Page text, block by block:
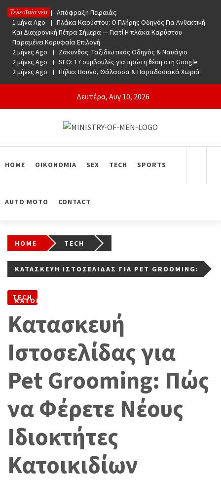
Skip
content
Τελευταία νέα
1 μήνα Ago
Απόφραξη Πειραιάς
1 μήνα Ago
Πλάκα Καρύστου: Ο Πλήρης Οδηγός Για Ανθεκτική
Και Διαχρονική Πέτρα Σήμερα — Γιατί Η πλάκα Καρύστου
Παραμένει Κορυφαία Επιλογή
2 μήνες Ago
Ζάκυνθος: Ταξιδιωτικός Οδηγός & Ναυάγιο
2 μήνες Ago
SEO: 17 συμβουλές για πρώτη θέση στη Google
2 μήνες Ago
Πήλιο: Βουνό, Θάλασσα & Παραδοσιακά Χωριά
Δευτέρα, Αυγ 10, 2026
Ministry Of Men
HOME ΟΙΚΟΝΟΜΙΑ SEX TECH SPORTS
AUTO MOTO CONTACT
HOME TECH
ΚΑΤΑΣΚΕΥΉ ΙΣΤΟΣΕΛΊΔΑΣ ΓΙΑ PET GROOMING:
ΚΑΤΟΙΚΙΔΊΩΝ
TECH
Κατασκευή
Ιστοσελίδας για
Pet Grooming: Πώς
να Φέρετε Νέους
Ιδιοκτήτες
Κατοικιδίων